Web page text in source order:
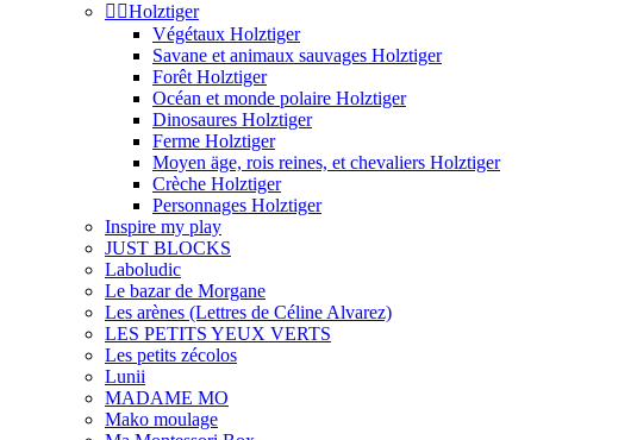
 Holztiger
Végétaux Holztiger
Savane et animaux sauvages Holztiger
Forêt Holztiger
Océan et monde polaire Holztiger
Dinosaures Holztiger
Ferme Holztiger
Moyen äge, rois reines, et chevaliers Holztiger
Crèche Holztiger
Personnages Holztiger
Inspire my play
JUST BLOCKS
Laboludic
Le bazar de Morgane
Les arènes (Lettres de Céline Alvarez)
LES PETITS YEUX VERTS
Les petits zécolos
Lunii
MADAME MO
Mako moulage